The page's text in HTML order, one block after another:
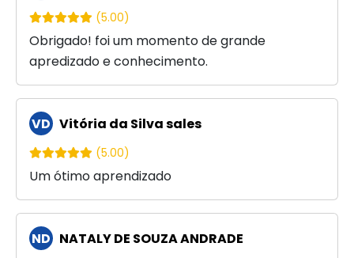
(5.00)
Obrigado! foi um momento de grande
apredizado e conhecimento.
VD Vitória da Silva sales
(5.00)
Um ótimo aprendizado
ND NATALY DE SOUZA ANDRADE